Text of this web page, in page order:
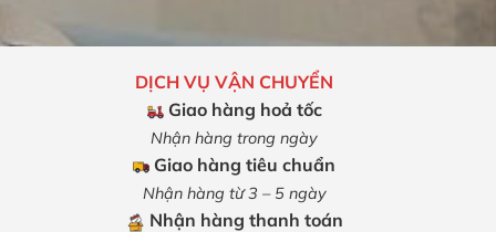
DỊCH VỤ VẬN CHUYỂN
Giao hàng hoả tốc
Nhận hàng trong ngày
Giao hàng tiêu chuẩn
Nhận hàng từ 3 – 5 ngày
Nhận hàng thanh toán